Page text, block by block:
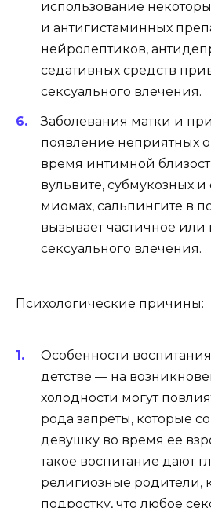
использование
и антигистаминных
нейролептиков,
седативных средств
сексуального влечения.
Заболевания матки и
появление неприятных
время интимной
вульвите, субмукозных и
миомах, сальпингите в
вызывает частичное или
сексуального влечения.
Психологические причины:
Особенности
детстве — на
холодности могут
рода запреты, которые
девушку во время ее
такое воспитание дают
религиозные родители,
подростку, что любое